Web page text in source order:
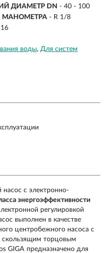
ДИАМЕТР DN - 40 - 100
МАНОМЕТРА - R 1/8
воды Для систем
с электронно-
энергоэффективности
регулировкой
выполнен в качестве
центробежного насоса с
торцовым
GIGA предназначено для